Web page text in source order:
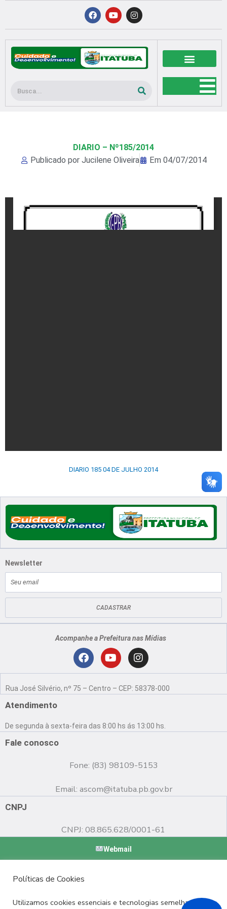
conteúdo
F
a
c
b
o
o
k
Y
o
u
u
b
e
I
n
s
a
g
r
a
Pesquisar
DIARIO – Nº185/2014
Publicado por Jucilene Oliveira Em 04/07/2014
DIARIO 185 04 DE JULHO 2014
Newsletter
mail
CADASTRAR
Acompanhe a Prefeitura nas Mídias
F
c
o
o
Y
u
b
e
I
n
s
g
r
Rua José Silvério, nº 75 – Centro – CEP: 58378-000
Atendimento
De segunda à sexta-feira das 8:00 hs ás 13:00 hs.
Fale conosco
Fone: (83) 98109-5153
Email: ascom@itatuba.pb.gov.br
CNPJ
CNPJ: 08.865.628/0001-61
Webmail
Políticas de Cookies
Utilizamos cookies essenciais e tecnologias semelhantes de